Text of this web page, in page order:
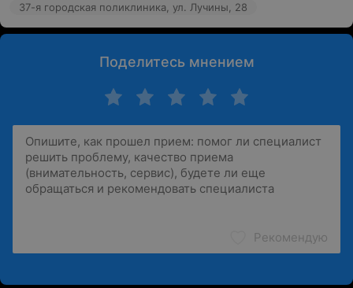
37-я городская поликлиника, ул. Лучины, 28
Поделитесь мнением
Рекомендую